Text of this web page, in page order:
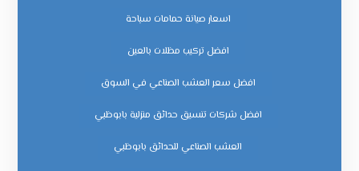
اسعار صيانة حمامات سباحة
افضل تركيب مظلات بالعين
افضل سعر العشب الصناعي في السوق
افضل شركات تنسيق حدائق منزلية بابوظبي
العشب الصناعي للحدائق بابوظبي